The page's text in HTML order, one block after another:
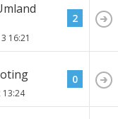
16:21
2
13:24
0